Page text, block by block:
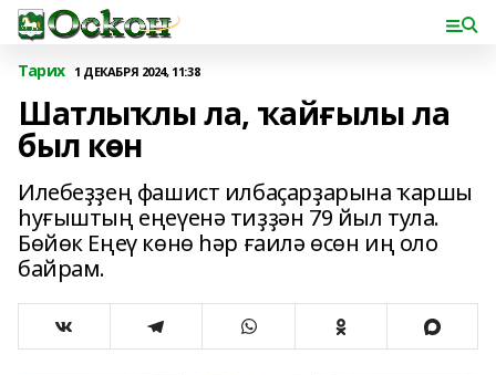
Тарих 1 ДЕКАБРЯ 2024, 11:38
Шатлыҡлы ла, ҡайғылы ла
был көн
Илебеҙҙең фашист илбаҫарҙарына ҡаршы
һуғыштың еңеүенә тиҙҙән 79 йыл тула.
Бөйөк Еңеү көнө һәр ғаилә өсөн иң оло
байрам.